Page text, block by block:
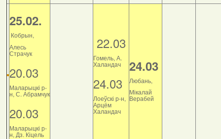
25.02.
Кобрын,
Алесь
Страчук
20.03
Маларыцкі р-
н, С. Абрамчук
20.03
Маларыцкі р-
н, Дз. Кіцель
22.03
Гомель, А.
Халандач
24.03
Лоеўскі р-н,
Арцём
Халандач
24.03
Любань,
Мікалай
Верабей